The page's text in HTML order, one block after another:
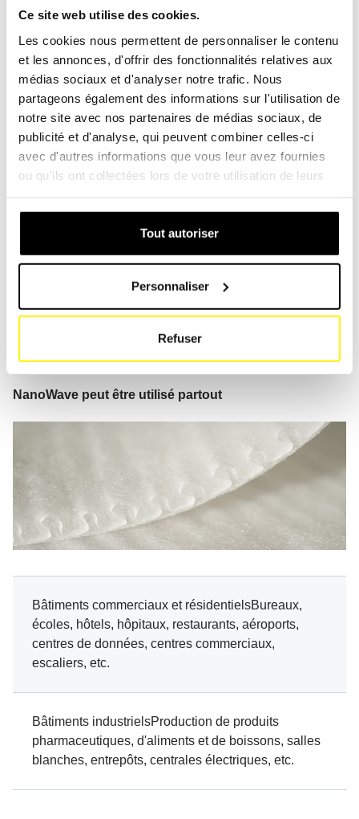
Ce site web utilise des cookies.
Les cookies nous permettent de personnaliser le contenu
et les annonces, d'offrir des fonctionnalités relatives aux
médias sociaux et d'analyser notre trafic. Nous
partageons également des informations sur l'utilisation de
notre site avec nos partenaires de médias sociaux, de
publicité et d'analyse, qui peuvent combiner celles-ci
avec d'autres informations que vous leur avez fournies
ou qu'ils ont collectées lors de votre utilisation de leurs
Tout autoriser
Personnaliser
Refuser
Durabilité
Peut être éliminé facilement et en toutesécurité, sans
aucun impact négatif surl'environnement (100%
incinérable). Pas de coûts d'élimination inutiles. Une
solution durable, qui permet d'économiser l'énergie et
NanoWave peut être utilisé partout
Bâtiments commerciaux et résidentielsBureaux,
écoles, hôtels, hôpitaux, restaurants, aéroports,
centres de données, centres commerciaux,
escaliers, etc.
Bâtiments industrielsProduction de produits
pharmaceutiques, d'aliments et de boissons, salles
blanches, entrepôts, centrales électriques, etc.